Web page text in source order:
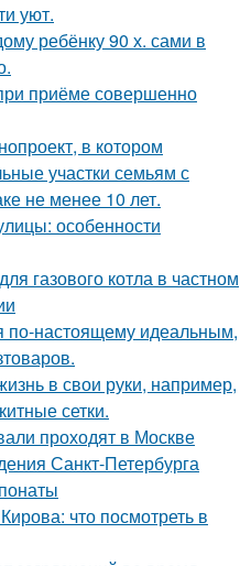
уют.
ребёнку 90 х. сами в
приёме совершенно
в котором
участки семьям с
не менее 10 лет.
особенности
газового котла в частном
по-настоящему идеальным,
в свои руки, например,
сетки.
проходят в Москве
Санкт-Петербурга
что посмотреть в